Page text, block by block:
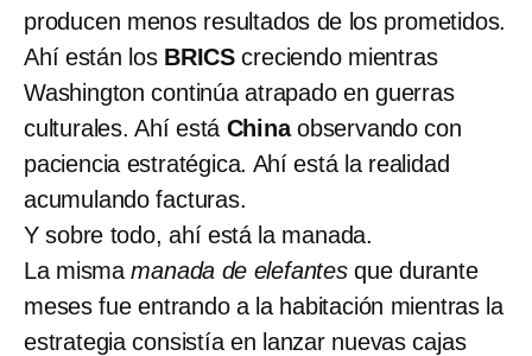
producen menos resultados de los prometidos.
Ahí están los BRICScreciendo mientras
Washington continúa atrapado en guerras
culturales. Ahí está Chinaobservando con
paciencia estratégica. Ahí está la realidad
acumulando facturas.
Y sobre todo, ahí está la manada.
La mismamanada de elefantes que durante
meses fue entrando a la habitación mientras la
estrategia consistía en lanzar nuevas cajas